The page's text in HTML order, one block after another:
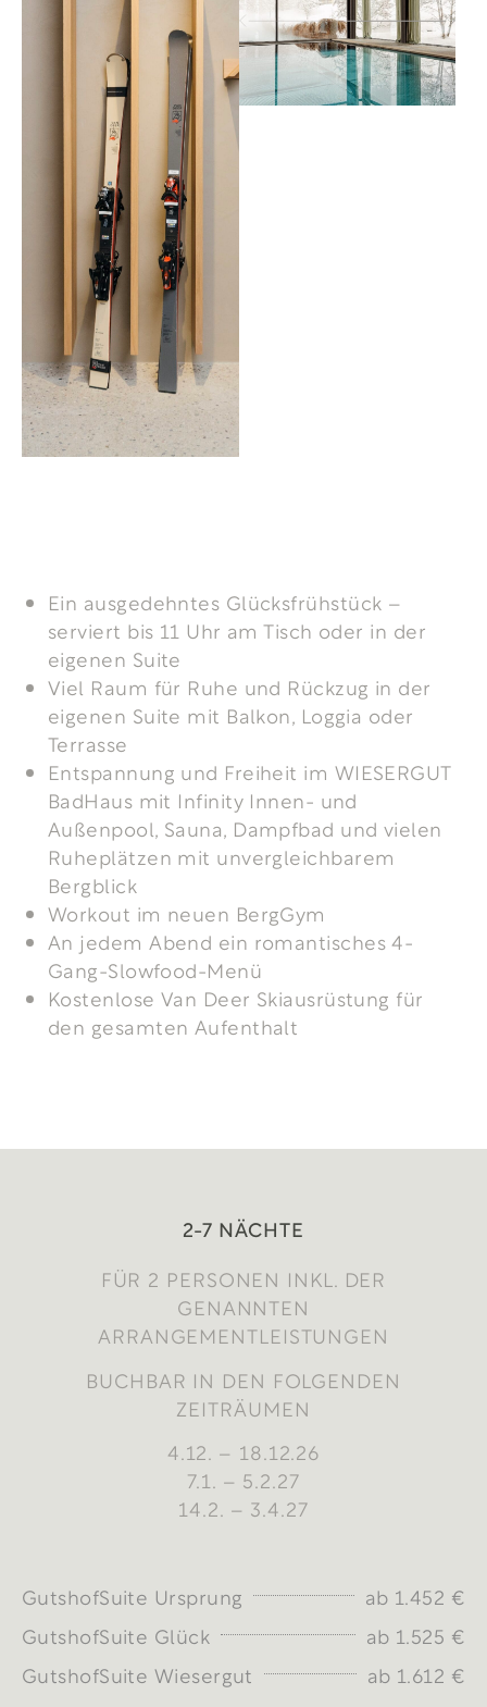
Ein ausgedehntes Glücksfrühstück –
serviert bis 11 Uhr am Tisch oder in der
eigenen Suite
Viel Raum für Ruhe und Rückzug in der
eigenen Suite mit Balkon, Loggia oder
Terrasse
Entspannung und Freiheit im WIESERGUT
BadHaus mit Infinity Innen- und
Außenpool, Sauna, Dampfbad und vielen
Ruheplätzen mit unvergleichbarem
Bergblick
Workout im neuen BergGym
An jedem Abend ein romantisches 4-
Gang-Slowfood-Menü
Kostenlose Van Deer Skiausrüstung für
den gesamten Aufenthalt
2-7 NÄCHTE
FÜR 2 PERSONEN INKL. DER
GENANNTEN
ARRANGEMENTLEISTUNGEN
BUCHBAR IN DEN FOLGENDEN
ZEITRÄUMEN
4.12. – 18.12.26
7.1. – 5.2.27
14.2. – 3.4.27
GutshofSuite Ursprung
ab 1.452 €
GutshofSuite Glück
ab 1.525 €
GutshofSuite Wiesergut
ab 1.612 €